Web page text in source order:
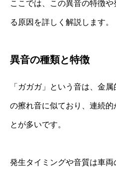
ここでは、この異音の特徴
る原因を詳しく解説します。
異音の種類と特徴
「ガガガ」という音は、金
の擦れ音に似ており、連続
とが多いです。
発生タイミングや音質は車